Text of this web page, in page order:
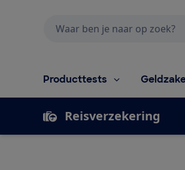
Producttests
Reisverzekering